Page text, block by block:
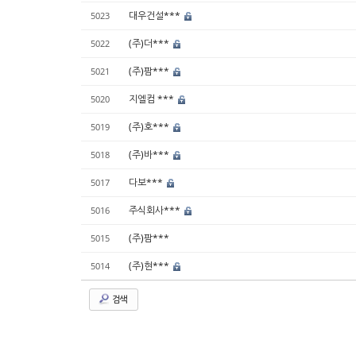
5023 대우건설***
5022 (주)더***
5021 (주)팜***
5020 지엘컴 ***
5019 (주)호***
5018 (주)바***
5017 다보***
5016 주식회사***
5015 (주)팜***
5014 (주)현***
검색